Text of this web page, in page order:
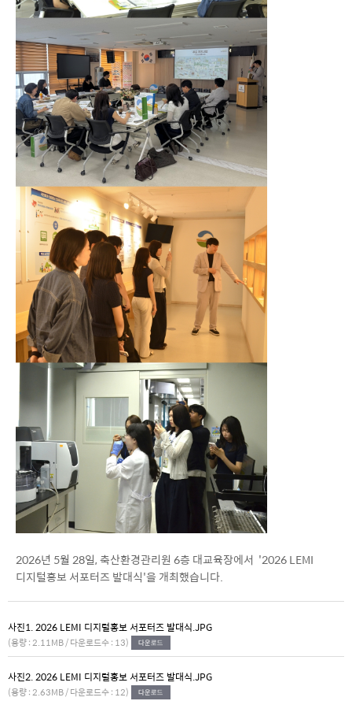
2026년 5월 28일, 축산환경관리원 6층 대교육장에서 '2026 LEMI
디지털홍보 서포터즈 발대식'을 개최했습니다.
사진1. 2026 LEMI 디지털홍보 서포터즈 발대식.JPG
(용량 : 2.11MB / 다운로드수 : 13)
사진2. 2026 LEMI 디지털홍보 서포터즈 발대식.JPG
(용량 : 2.63MB / 다운로드수 : 12)